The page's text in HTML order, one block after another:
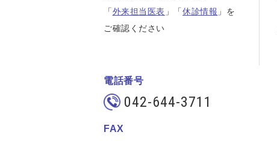
「外来担当医表 」「休診情報 」を
ご確認ください
電話番号
042-644-3711
FAX